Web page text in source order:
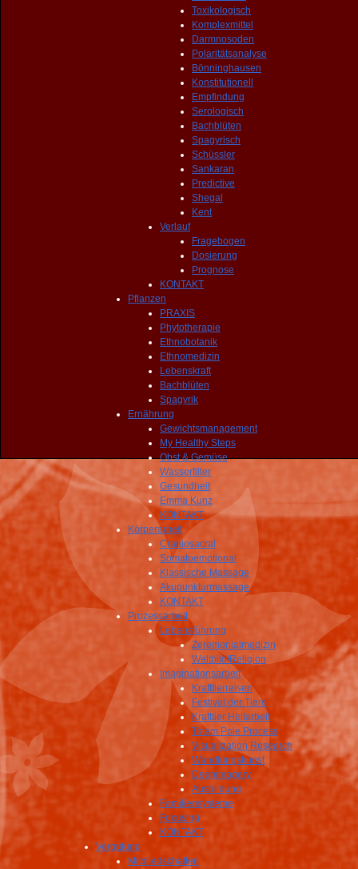
Toxikologisch
Komplexmittel
Darmnosoden
Polaritätsanalyse
Bönninghausen
Konstitutionell
Empfindung
Serologisch
Bachblüten
Spagyrisch
Schüssler
Sankaran
Predictive
Shegal
Kent
Verlauf
Fragebogen
Dosierung
Prognose
KONTAKT
Pflanzen
PRAXIS
Phytotherapie
Ethnobotanik
Ethnomedizin
Lebenskraft
Bachblüten
Spagyrik
Ernährung
Gewichtsmanagement
My Healthy Steps
Obst & Gemüse
Wasserfilter
Gesundheit
Emma Kunz
KONTAKT
Körperarbeit
Craniosacral
Somatoemotional
Klassische Massage
Akupunkturmassage
KONTAKT
Prozessarbeit
Lebensführung
Zeremonialmedizin
Weltbild/Religion
Imaginationsarbeit
Krafttierreisen
Festival der Tiere
Krafttier Heilarbeit
Totem Pole Process
Visualization Research
Wandlungskunst
Deepimagery
Ausbildung
Familiensysteme
Focusing
KONTAKT
Vergütung
Mitgliedschaften